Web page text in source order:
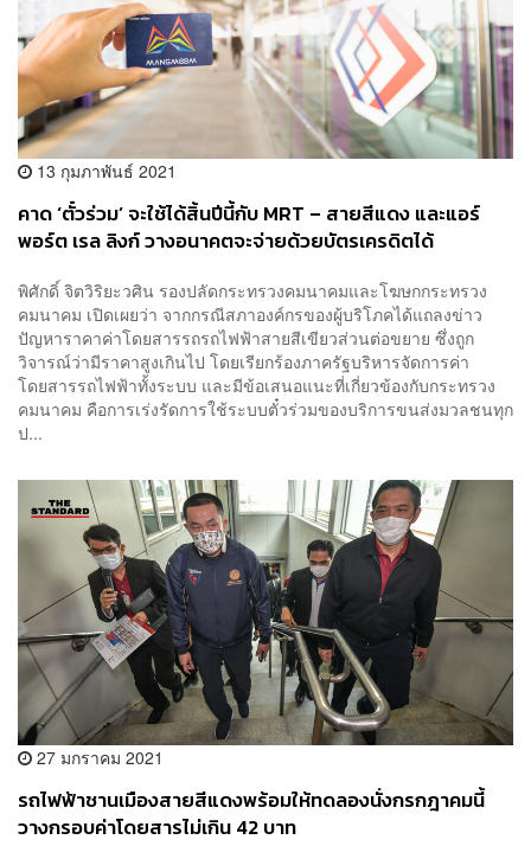
13 กุมภาพันธ์ 2021
คาด ‘ตั๋วร่วม’ จะใช้ได้สิ้นปีนี้กับ MRT – สายสีแดง และแอร์
พอร์ต เรล ลิงก์ วางอนาคตจะจ่ายด้วยบัตรเครดิตได้
พิศักดิ์ จิตวิริยะวศิน รองปลัดกระทรวงคมนาคมและโฆษกกระทรวง
คมนาคม เปิดเผยว่า จากกรณีสภาองค์กรของผู้บริโภคได้แถลงข่าว
ปัญหาราคาค่าโดยสารรถรถไฟฟ้าสายสีเขียวส่วนต่อขยาย ซึ่งถูก
วิจารณ์ว่ามีราคาสูงเกินไป โดยเรียกร้องภาครัฐบริหารจัดการค่า
โดยสารรถไฟฟ้าทั้งระบบ และมีข้อเสนอแนะที่เกี่ยวข้องกับกระทรวง
คมนาคม คือการเร่งรัดการใช้ระบบตั๋วร่วมของบริการขนส่งมวลชนทุก
ป...
27 มกราคม 2021
รถไฟฟ้าชานเมืองสายสีแดงพร้อมให้ทดลองนั่งกรกฎาคมนี้
วางกรอบค่าโดยสารไม่เกิน 42 บาท